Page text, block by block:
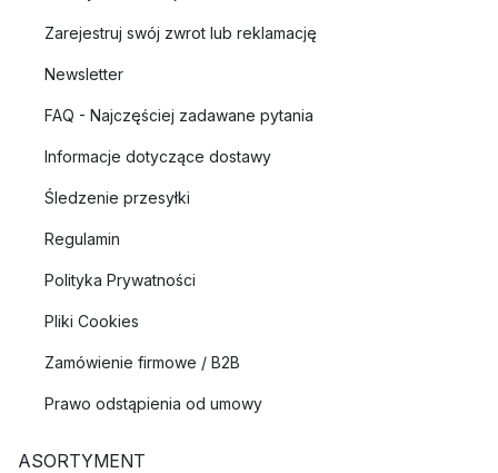
Zarejestruj swój zwrot lub reklamację
Newsletter
FAQ - Najczęściej zadawane pytania
Informacje dotyczące dostawy
Śledzenie przesyłki
Regulamin
Polityka Prywatności
Pliki Cookies
Zamówienie firmowe / B2B
Prawo odstąpienia od umowy
ASORTYMENT